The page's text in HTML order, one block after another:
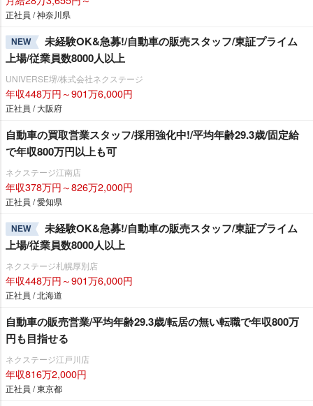
正社員 / 神奈川県
NEW
未経験OK&急募!/自動車の販売スタッフ/東証プライム
上場/従業員数8000人以上
UNIVERSE堺/株式会社ネクステージ
年収448万円～901万6,000円
正社員 / 大阪府
自動車の買取営業スタッフ/採用強化中!/平均年齢29.3歳/固定給
で年収800万円以上も可
ネクステージ江南店
年収378万円～826万2,000円
正社員 / 愛知県
NEW
未経験OK&急募!/自動車の販売スタッフ/東証プライム
上場/従業員数8000人以上
ネクステージ札幌厚別店
年収448万円～901万6,000円
正社員 / 北海道
自動車の販売営業/平均年齢29.3歳/転居の無い転職で年収800万
円も目指せる
ネクステージ江戸川店
年収816万2,000円
正社員 / 東京都